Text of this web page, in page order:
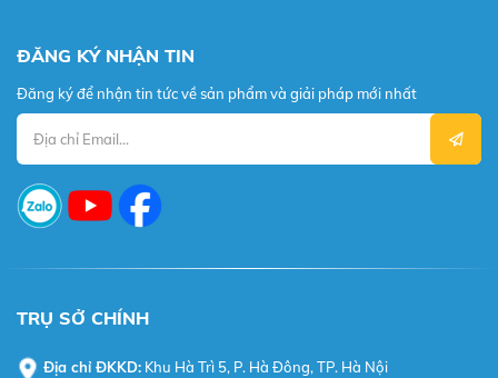
ĐĂNG KÝ NHẬN TIN
Đăng ký để nhận tin tức về sản phẩm và giải pháp mới nhất
TRỤ SỞ CHÍNH
Địa chỉ ĐKKD: Khu Hà Trì 5, P. Hà Đông, TP. Hà Nội